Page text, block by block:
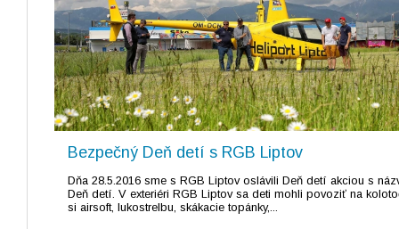
Bezpečný Deň detí s RGB Liptov
Dňa 28.5.2016 sme s RGB Liptov oslávili Deň detí akciou s
Deň detí. V exteriéri RGB Liptov sa deti mohli povoziť na
si airsoft, lukostrelbu, skákacie topánky,...